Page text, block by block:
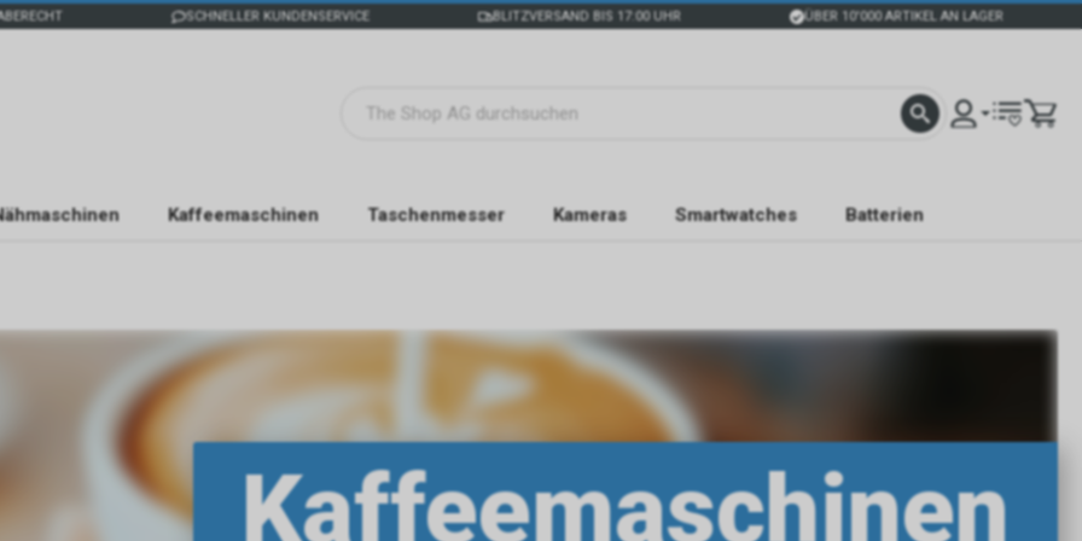
SCHNELLER KUNDENSERVICE BLITZVERSAND BIS 17:00 UHR ÜBER 10'000 ARTIKEL AN LAGER
Kaffeemaschinen Taschenmesser Kameras Smartwatches Batterien
Kaffeemaschinen